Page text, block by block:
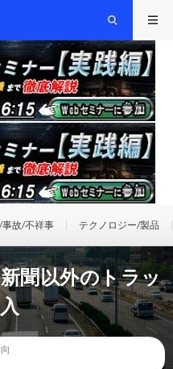
事故/不祥事 テクノロジー/製品
聞以外のトラッ